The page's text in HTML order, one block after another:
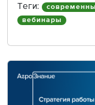
Теги:
вебинары